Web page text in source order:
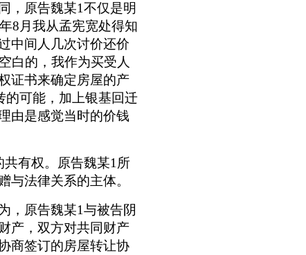
，原告魏某1不仅是明
8月我从孟宪宽处得知
中间人几次讨价还价
白的，我作为买受人
证书来确定房屋的产
的可能，加上银基回迁
由是感觉当时的价钱
有权。原告魏某1所
与法律关系的主体。
，原告魏某1与被告阴
产，双方对共同财产
商签订的房屋转让协